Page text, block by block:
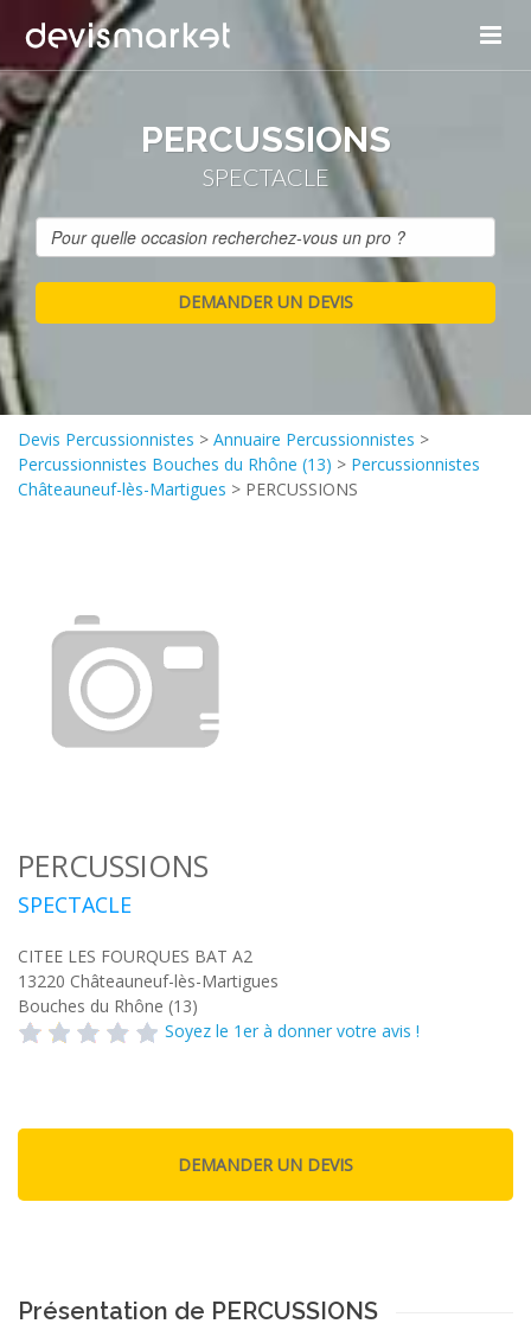
PERCUSSIONS
SPECTACLE
Devis Percussionnistes > Annuaire Percussionnistes >
Percussionnistes Bouches du Rhône (13) > Percussionnistes
Châteauneuf-lès-Martigues > PERCUSSIONS
PERCUSSIONS
SPECTACLE
CITEE LES FOURQUES BAT A2
13220 Châteauneuf-lès-Martigues
Bouches du Rhône (13)
Soyez le 1er à donner votre avis !
Présentation de PERCUSSIONS